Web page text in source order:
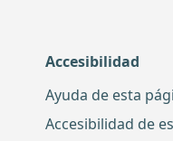
Accesibilidad
Ayuda de esta
Accesibilidad de